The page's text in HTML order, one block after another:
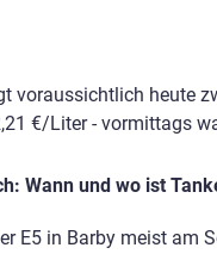
voraussichtlich heute
€/Liter - vormittags
Wann und wo ist
E5 in Barby meist